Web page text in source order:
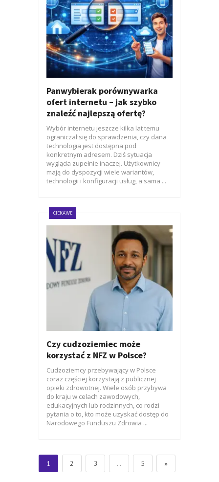
Panwybierak porównywarka
ofert internetu – jak szybko
znaleźć najlepszą ofertę?
Wybór internetu jeszcze kilka lat temu
ograniczał się do sprawdzenia, czy dana
technologia jest dostępna pod
konkretnym adresem. Dziś sytuacja
wygląda zupełnie inaczej. Użytkownicy
mają do dyspozycji wiele wariantów,
technologii i konfiguracji usług, a sama ...
CIEKAWE
Czy cudzoziemiec może
korzystać z NFZ w Polsce?
Cudzoziemcy przebywający w Polsce
coraz częściej korzystają z publicznej
opieki zdrowotnej. Wiele osób przybywa
do kraju w celach zawodowych,
edukacyjnych lub rodzinnych, co rodzi
pytania o to, kto może uzyskać dostęp do
Narodowego Funduszu Zdrowia ...
1 2 3 … 5 »